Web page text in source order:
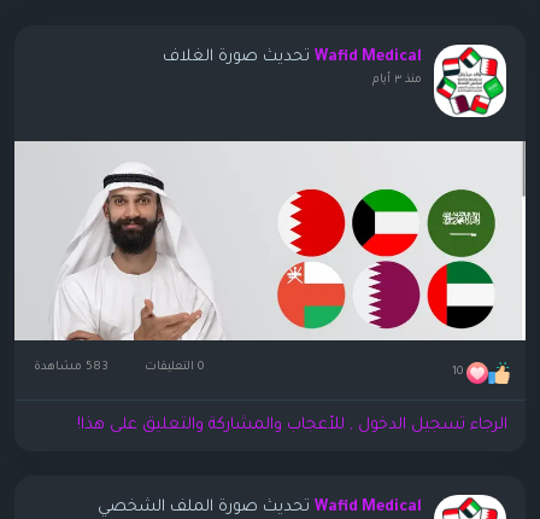
Wafid Medical تحديث صورة الغلاف
منذ ٣ أيام
10 0 التعليقات
الرجاء تسجيل الدخول , للأعجاب والمشاركة والتعليق على هذا!
Wafid Medical تحديث صورة الملف الشخصي